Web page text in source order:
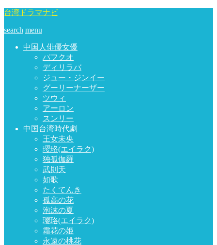
台湾ドラマナビ
search menu
中国人俳優女優
パフクオ
ディリラバ
ジュー・ジンイー
グーリーナーザー
ツウィ
アーロン
スンリー
中国台湾時代劇
王女未央
瓔珞(エイラク)
独孤伽羅
武則天
如歌
たくてんき
孤高の花
泡沫の夏
瓔珞(エイラク)
霜花の姫
永遠の桃花